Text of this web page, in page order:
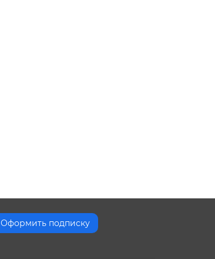
Оформить подписку